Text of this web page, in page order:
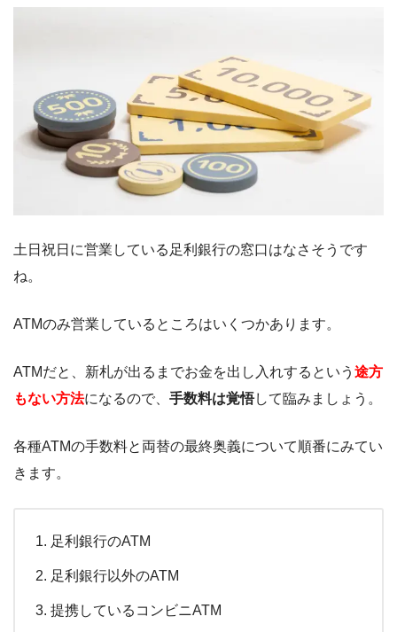
土日祝日に営業している足利銀行の窓口はなさそうです
ね。
ATMのみ営業しているところはいくつかあります。
ATMだと、新札が出るまでお金を出し入れするという 途方
もない方法になるので、 手数料は覚悟して臨みましょう。
各種ATMの手数料と両替の最終奥義について順番にみてい
きます。
足利銀行のATM
足利銀行以外のATM
提携しているコンビニATM